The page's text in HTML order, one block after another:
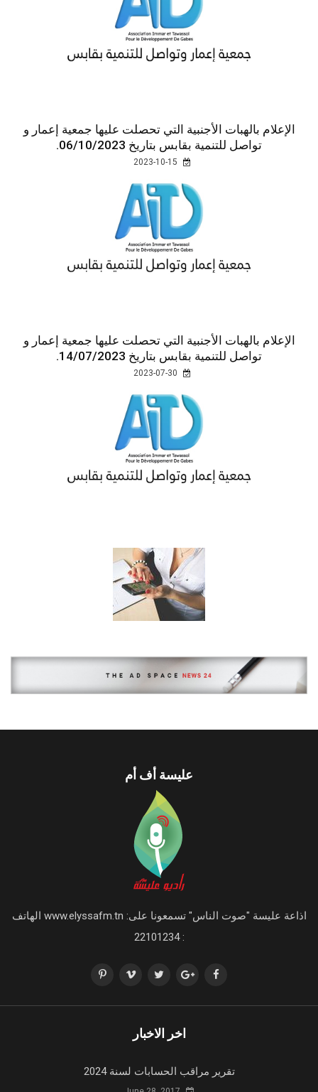
الإعلام بالهبات الأجنبية التي تحصلت عليها جمعية إعمار و
تواصل للتنمية بقابس بتاريخ 06/10/2023.
الإعلام بالهبات الأجنبية التي تحصلت عليها جمعية إعمار و
تواصل للتنمية بقابس بتاريخ 14/07/2023.
عليسة أف أم
اذاعة عليسة "صوت الناس" تسمعونا على: www.elyssafm.tn الهاتف
: 22101234
اخر الاخبار
تقرير مراقب الحسابات لسنة 2024